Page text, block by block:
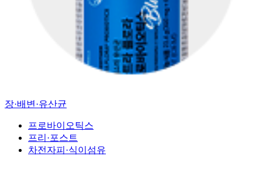
장·배변·유산균
프로바이오틱스
프리·포스트
차전자피·식이섬유